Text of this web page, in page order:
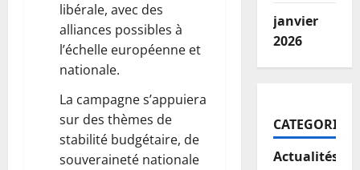
libérale, avec des
alliances possibles à
l’échelle européenne et
nationale.
La campagne s’appuiera
sur des thèmes de
stabilité budgétaire, de
souveraineté nationale
janvier
2026
CATEGORIES
Actualités